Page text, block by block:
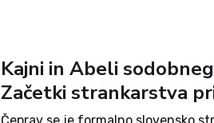
Kajni in Abeli
Začetki strankarstva